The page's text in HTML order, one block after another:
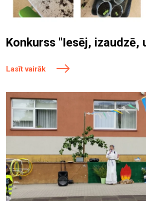
Konkurss "Iesēj, izaudzē,
Lasīt vairāk